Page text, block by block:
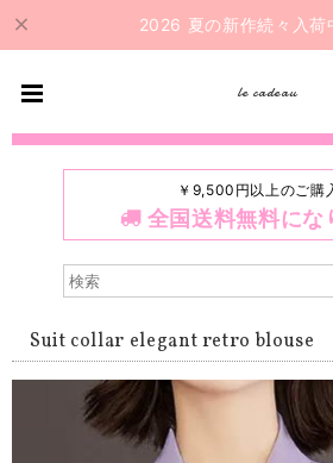
2026 夏の新作続々入荷
le cadeau
￥9,500円以上のご購
全国送料無料にな
Suit collar elegant retro blouse